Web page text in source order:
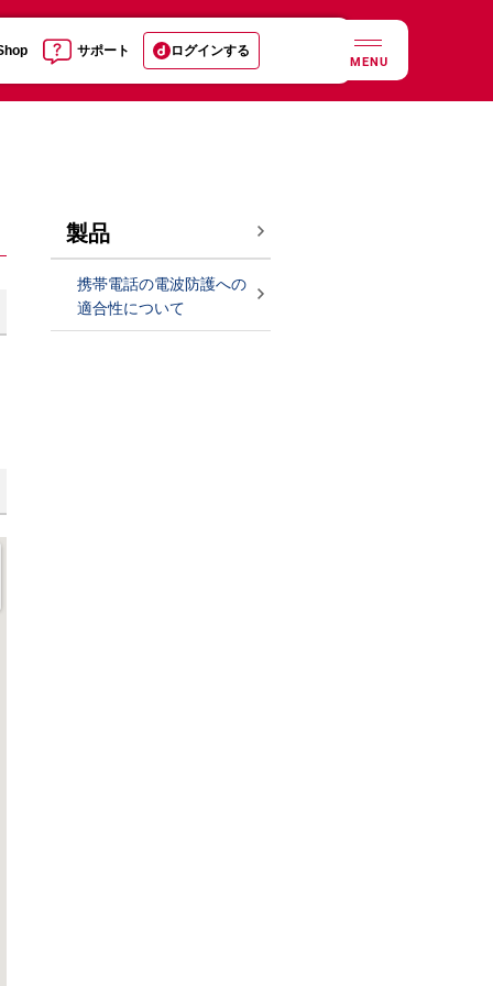
サポート ログインする
MENU
製品
携帯電話の電波防護への
適合性について